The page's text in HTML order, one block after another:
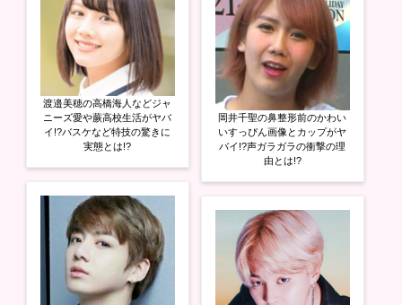
渡邉美穂の高橋海人などジャ
ニーズ愛や蕨高校生活がヤバ
イ!?バスケなど特技の驚きに
実態とは!?
岡井千聖の鼻整形前のかわい
いすっぴん画像とカップがヤ
バイ!?声ガラガラの衝撃の理
由とは!?